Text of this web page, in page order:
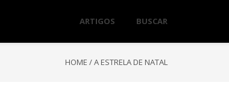
ARTIGOS BUSCAR
HOME /A ESTRELA DE NATAL